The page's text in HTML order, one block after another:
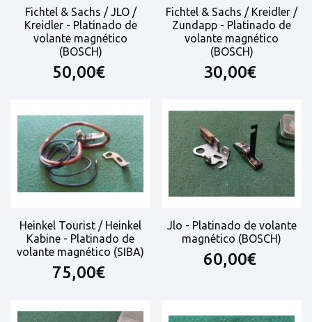
Fichtel & Sachs / JLO /
Kreidler - Platinado de
volante magnético
(BOSCH)
50,00€
Fichtel & Sachs / Kreidler /
Zundapp - Platinado de
volante magnético
(BOSCH)
30,00€
Heinkel Tourist / Heinkel
Kabine - Platinado de
volante magnético (SIBA)
75,00€
Jlo - Platinado de volante
magnético (BOSCH)
60,00€